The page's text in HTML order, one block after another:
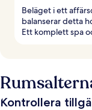
Beläget i ett
balanserar detta
Ett komplett spa
Kontrollera